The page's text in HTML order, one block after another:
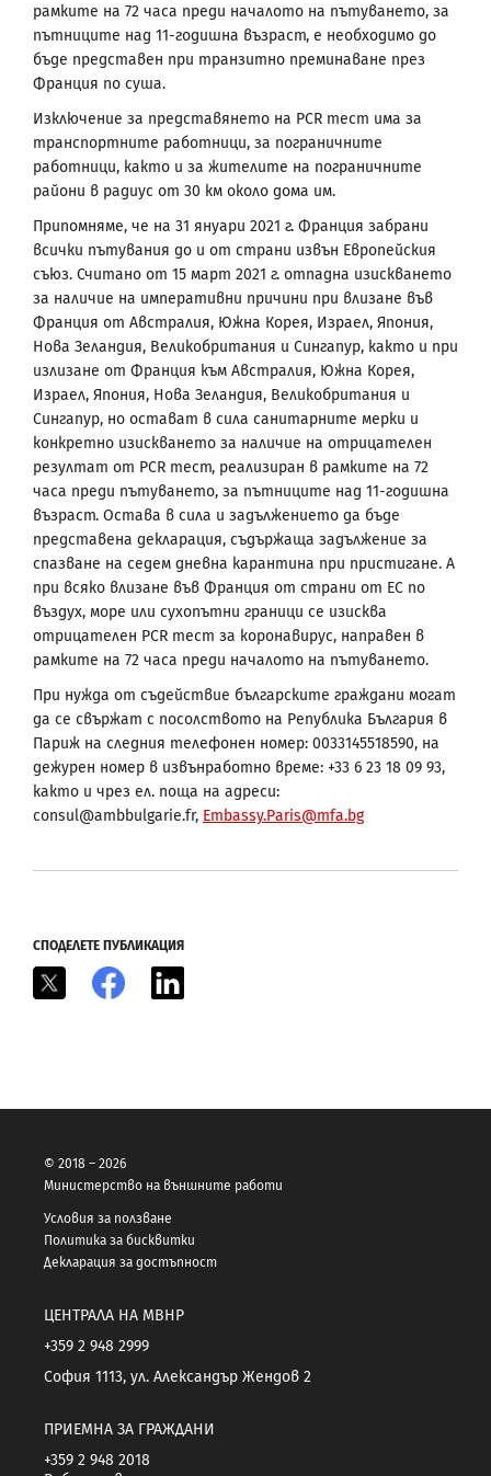
рамките на 72 часа преди началото на пътуването, за
пътниците над 11-годишна възраст, е необходимо до
бъде представен при транзитно преминаване през
Франция по суша.
Изключение за представянето на PCR тест има за
транспортните работници, за пограничните
работници, както и за жителите на пограничните
райони в радиус от 30 км около дома им.
Припомняме, че на 31 януари 2021 г. Франция забрани
всички пътувания до и от страни извън Европейския
съюз. Считано от 15 март 2021 г. отпадна изискването
за наличие на императивни причини при влизане във
Франция от Австралия, Южна Корея, Израел, Япония,
Нова Зеландия, Великобритания и Сингапур, както и при
излизане от Франция към Австралия, Южна Корея,
Израел, Япония, Нова Зеландия, Великобритания и
Сингапур, но остават в сила санитарните мерки и
конкретно изискването за наличие на отрицателен
резултат от PCR тест, реализиран в рамките на 72
часа преди пътуването, за пътниците над 11-годишна
възраст. Остава в сила и задължението да бъде
представена декларация, съдържаща задължение за
спазване на седем дневна карантина при пристигане. А
при всяко влизане във Франция от страни от ЕС по
въздух, море или сухопътни граници се изисква
отрицателен PCR тест за коронавирус, направен в
рамките на 72 часа преди началото на пътуването.
При нужда от съдействие българските граждани могат
да се свържат с посолството на Република България в
Париж на следния телефонен номер: 0033145518590, на
дежурен номер в извънработно време: +33 6 23 18 09 93,
както и чрез ел. поща на адреси:
consul@ambbulgarie.fr, Embassy.Paris@mfa.bg
СПОДЕЛЕТЕ ПУБЛИКАЦИЯ
Facebook
© 2018 – 2026
Министерство на външните работи
Условия за ползване
Политика за бисквитки
Декларация за достъпност
ЦЕНТРАЛА НА МВНР
+359 2 948 2999
София 1113, ул. Александър Жендов 2
ПРИЕМНА ЗА ГРАЖДАНИ
+359 2 948 2018